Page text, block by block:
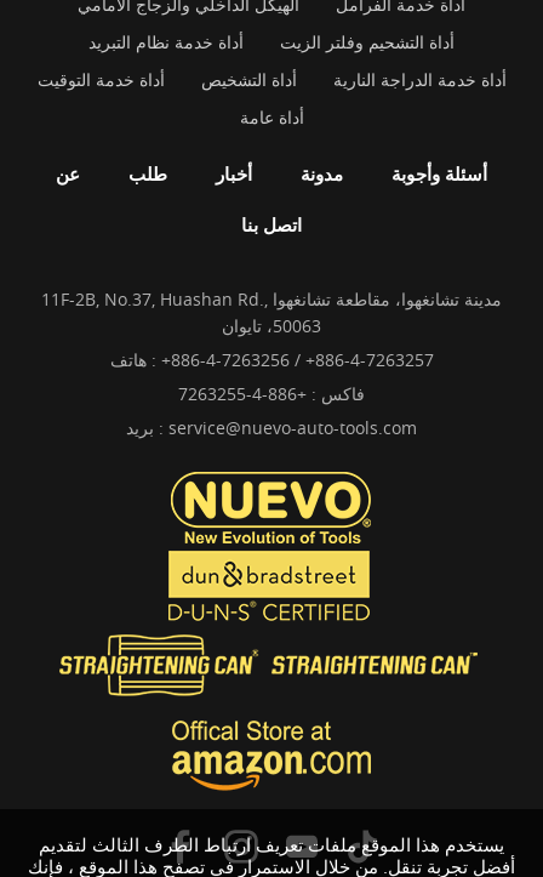
يستخدم هذا الموقع ملفات تعريف ارتباط الطرف الثالث لتقديم
أفضل تجربة تنقل. من خلال الاستمرار في تصفح هذا الموقع ، فإنك
أداة خدمة نظام التبريد
أداة التشحيم وفلتر الزيت
أداة خدمة التوقيت
أداة التشخيص
أداة خدمة الدراجة النارية
أداة عامة
عن طلب أخبار مدونة أسئلة وأجوبة
اتصل بنا
11F-2B, No.37, Huashan Rd., مدينة تشانغهوا، مقاطعة تشانغهوا
50063، تايوان
هاتف : +886-4-7263256 / +886-4-7263257
فاكس : +886-4-7263255
بريد : service@nuevo-auto-tools.com